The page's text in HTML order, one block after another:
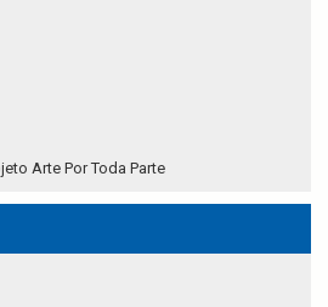
Arte Por Toda Parte